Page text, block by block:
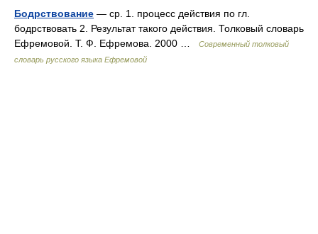
Бодрствование — ср. 1. процесс действия по гл.
бодрствовать 2. Результат такого действия. Толковый словарь
Ефремовой. Т. Ф. Ефремова. 2000 …
Современный толковый
словарь русского языка Ефремовой